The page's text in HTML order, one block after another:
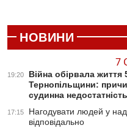
НОВИНИ
7
19:20
Війна обірвала життя
Тернопільщини:
судинна недостатність
17:15
Нагодувати людей у
відповідально